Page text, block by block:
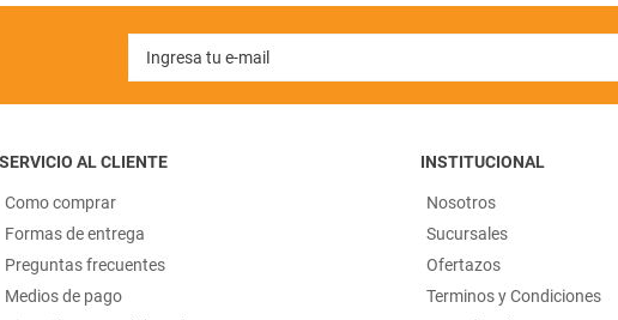
SERVICIO AL CLIENTE
Como comprar
Formas de entrega
Preguntas frecuentes
Medios de pago
INSTITUCIONAL
Nosotros
Sucursales
Ofertazos
Terminos y Condiciones